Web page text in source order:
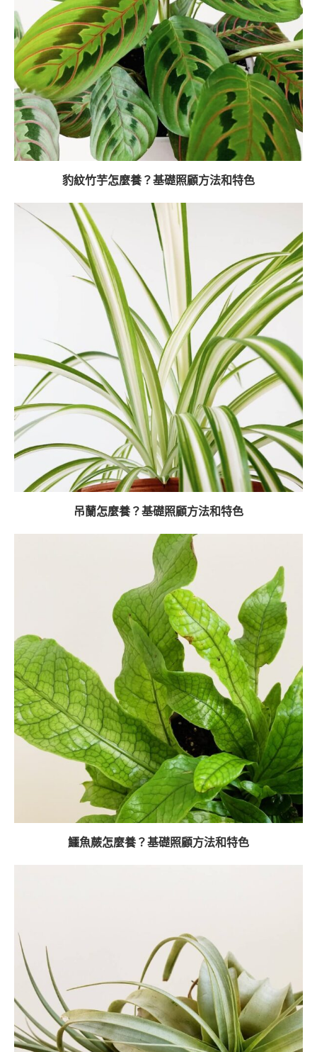
豹紋竹芋怎麼養？基礎照顧方法和特色
吊蘭怎麼養？基礎照顧方法和特色
鱷魚蕨怎麼養？基礎照顧方法和特色